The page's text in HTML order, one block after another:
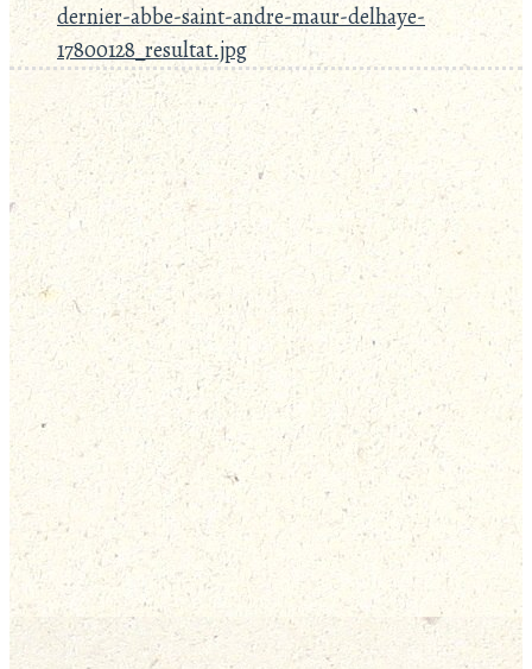
dernier-abbe-saint-andre-maur-delhaye-
17800128_resultat.jpg